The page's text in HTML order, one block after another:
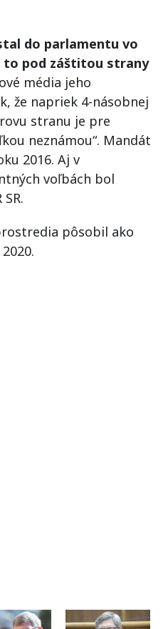
do parlamentu vo
to pod záštitou strany
média jeho
že napriek 4-násobnej
stranu je pre
neznámou“. Mandát
2016. Aj v
voľbách bol
pôsobil ako